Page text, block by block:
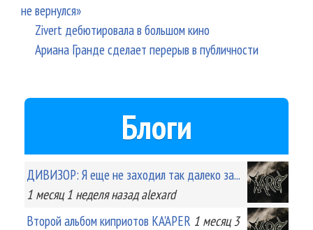
не вернулся»
Zivert дебютировала в большом кино
Ариана Гранде сделает перерыв в публичности
Блоги
ДИВИЗОР: Я еще не заходил так далеко за...
1 месяц 1 неделяназад alexard
Второй альбом киприотов KA'APER 1 месяц 3